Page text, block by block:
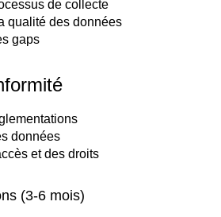
de collecte
qualité des données
gaps
données
et des droits
(3-6 mois)